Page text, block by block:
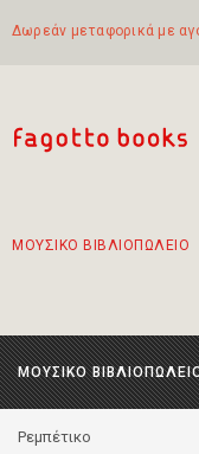
Δωρεάν μεταφορικά με
ΜΟΥΣΙΚΟ ΒΙΒΛΙΟΠΩΛΕΙΟ
ΜΟΥΣΙΚΟ
Ρεμπέτικο